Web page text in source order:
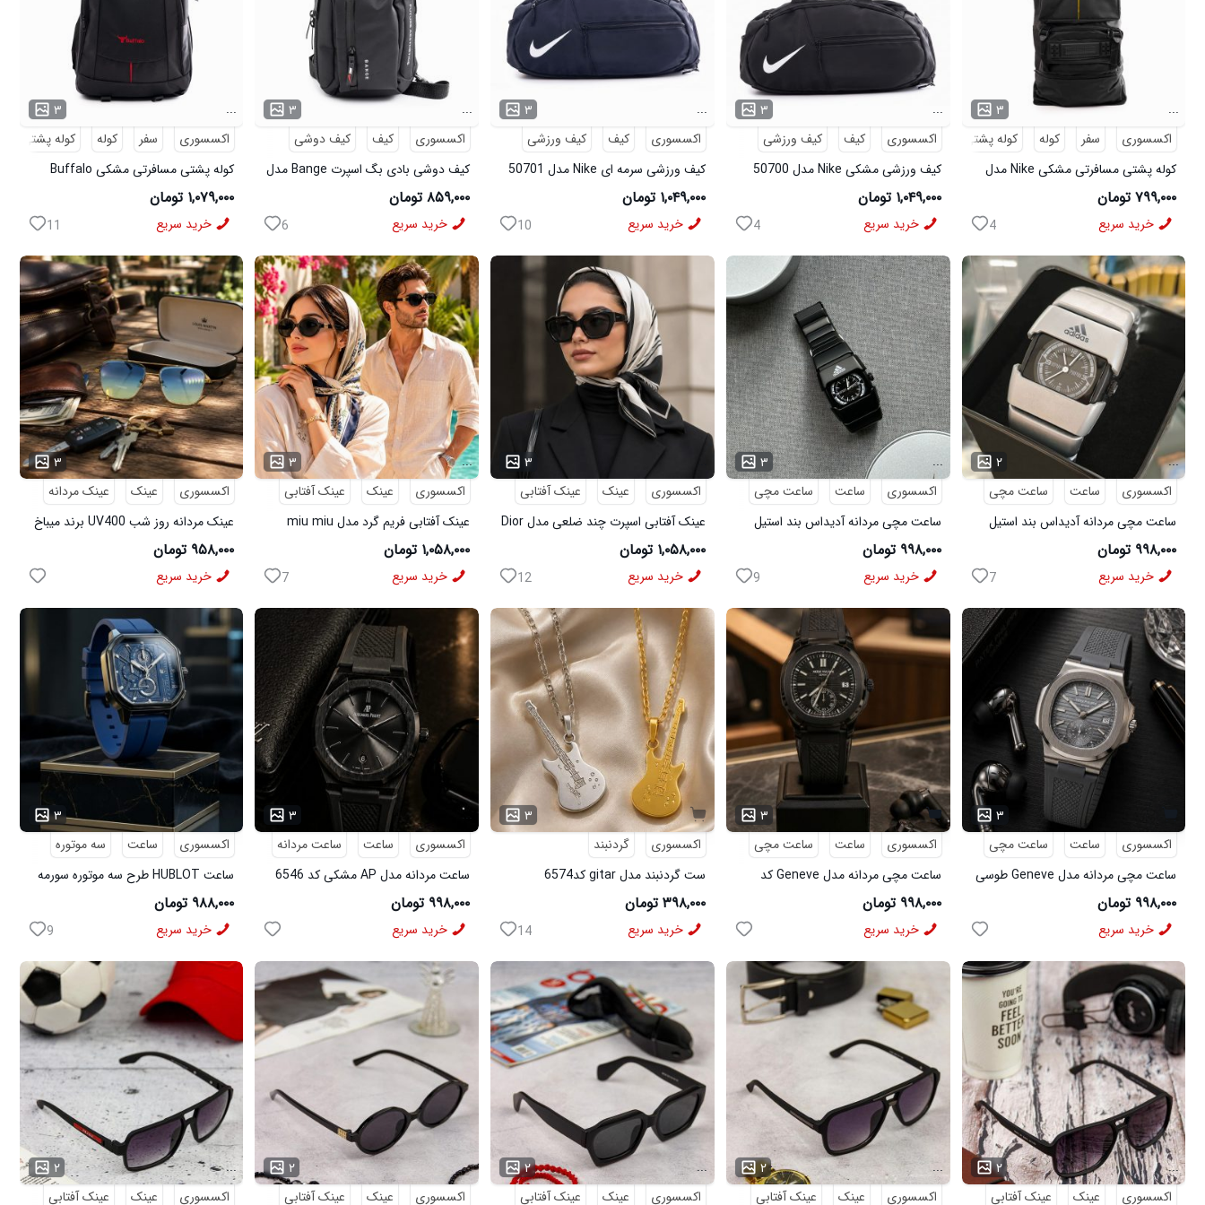
۳
...
اکسسوری
سفر کوله کوله پشتی
مسافرتی
کوله پشتی مسافرتی مشکی Nike مدل
50693
۷۹۹,۰۰۰ تومان
خرید سریع 4
۳
...
اکسسوری
کیف
کیف ورزشی
کیف ورزشی مشکی Nike مدل 50700
۱,۰۴۹,۰۰۰ تومان
خرید سریع 4
۳
...
اکسسوری
کیف
کیف ورزشی
کیف ورزشی سرمه ای Nike مدل 50701
۱,۰۴۹,۰۰۰ تومان
خرید سریع 10
۳
...
اکسسوری
کیف
کیف دوشی
کیف دوشی بادی بگ اسپرت Bange مدل
50695
۸۵۹,۰۰۰ تومان
خرید سریع 6
۳
...
اکسسوری
سفر کوله کوله پشتی
کوله پشتی مسافرتی مشکی Buffalo
مدل 50690
۱,۰۷۹,۰۰۰ تومان
خرید سریع 11
۲
...
اکسسوری
ساعت
ساعت مچی
ساعت مچی مردانه آدیداس بند استیل
فنری لوکس نقره ای
۹۹۸,۰۰۰ تومان
خرید سریع 7
۳
...
اکسسوری
ساعت
ساعت مچی
ساعت مچی مردانه آدیداس بند استیل
فنری لوکس مشکی
۹۹۸,۰۰۰ تومان
خرید سریع 9
۳
اکسسوری
عینک
عینک آفتابی
عینک آفتابی اسپرت چند ضلعی مدل Dior
۱,۰۵۸,۰۰۰ تومان
خرید سریع 12
۳
...
اکسسوری
عینک
عینک آفتابی
عینک آفتابی فریم گرد مدل miu miu
۱,۰۵۸,۰۰۰ تومان
خرید سریع 7
۳
...
اکسسوری
عینک
عینک مردانه
عینک مردانه روز شب UV400 برند میباخ
۹۵۸,۰۰۰ تومان
خرید سریع
۳
اکسسوری
ساعت
ساعت مچی
ساعت مچی مردانه مدل Geneve طوسی
کد6564
۹۹۸,۰۰۰ تومان
خرید سریع
۳
اکسسوری
ساعت
ساعت مچی
ساعت مچی مردانه مدل Geneve کد
6562
۹۹۸,۰۰۰ تومان
خرید سریع
۳
اکسسوری
گردنبند
ست گردنبند مدل gitar کد6574
۳۹۸,۰۰۰ تومان
خرید سریع 14
۳
...
اکسسوری
ساعت
ساعت مردانه
ساعت مردانه مدل AP مشکی کد 6546
۹۹۸,۰۰۰ تومان
خرید سریع
۳
اکسسوری
ساعت
سه موتوره
ساعت HUBLOT طرح سه موتوره سورمه
ای کد 6559
۹۸۸,۰۰۰ تومان
خرید سریع 9
۲
...
اکسسوری
عینک عینک آفتابی
۲
...
اکسسوری
عینک عینک آفتابی
۲
...
اکسسوری
عینک عینک آفتابی
۲
...
اکسسوری
عینک عینک آفتابی
۲
...
اکسسوری
عینک عینک آفتابی